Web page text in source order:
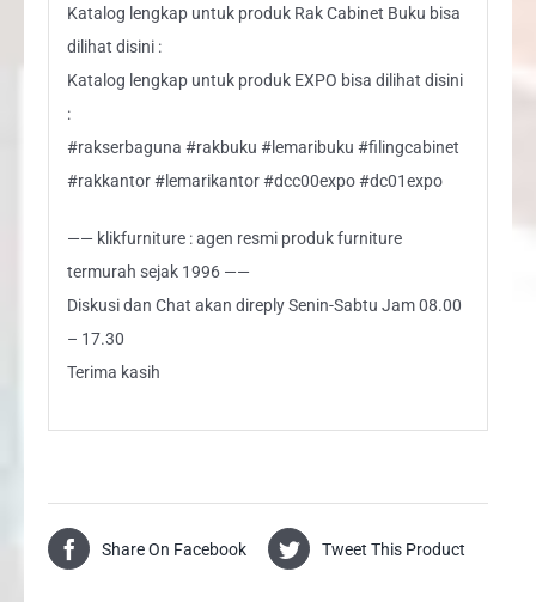
Katalog lengkap untuk produk Rak Cabinet Buku bisa
dilihat disini :
Katalog lengkap untuk produk EXPO bisa dilihat disini
:
#rakserbaguna #rakbuku #lemaribuku #filingcabinet
#rakkantor #lemarikantor #dcc00expo #dc01expo
—— klikfurniture : agen resmi produk furniture
termurah sejak 1996 ——
Diskusi dan Chat akan direply Senin-Sabtu Jam 08.00
– 17.30
Terima kasih
Share On Facebook Tweet This Product